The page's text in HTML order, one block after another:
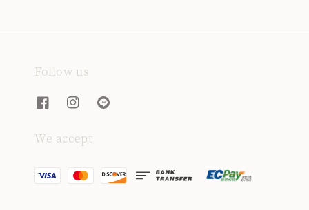
Follow us
We accept